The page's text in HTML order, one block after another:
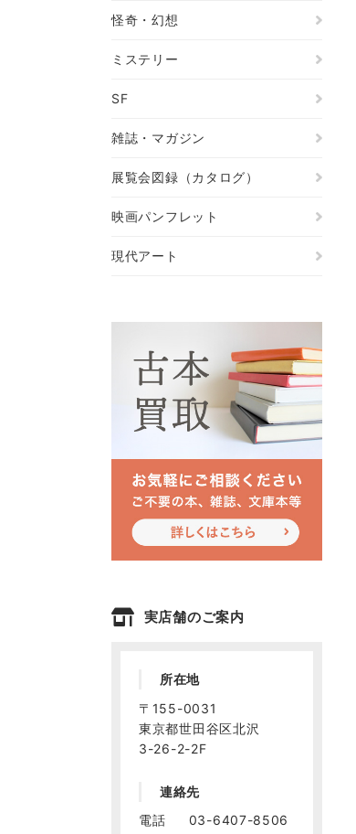
怪奇・幻想
ミステリー
SF
雑誌・マガジン
展覧会図録（カタログ）
映画パンフレット
現代アート
実店舗のご案内
所在地
〒155-0031
東京都世田谷区北沢
3-26-2-2F
連絡先
電話
03-6407-8506